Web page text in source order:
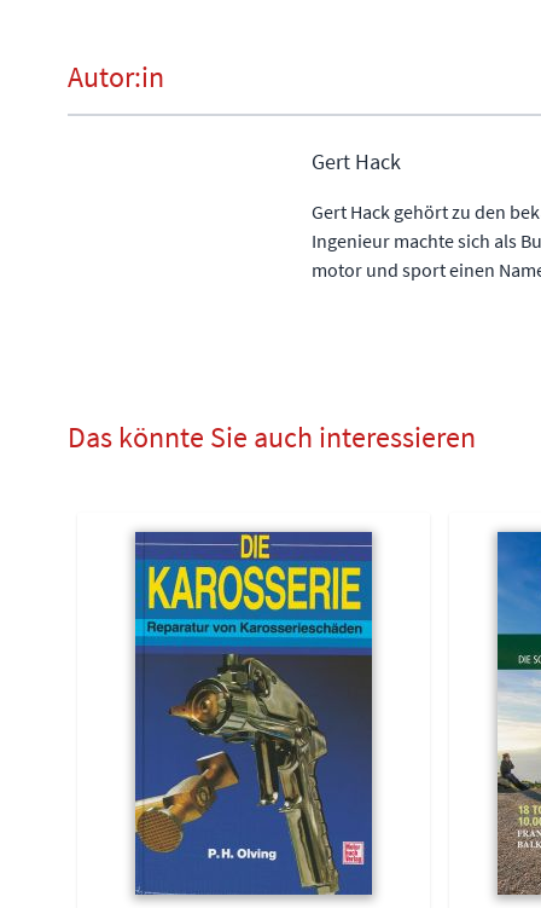
Autor:in
Gert Hack
Gert Hack gehört zu den
Ingenieur machte sich als
motor und sport einen
Das könnte Sie auch interessieren